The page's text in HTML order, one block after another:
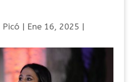
Picó | Ene 16, 2025 |